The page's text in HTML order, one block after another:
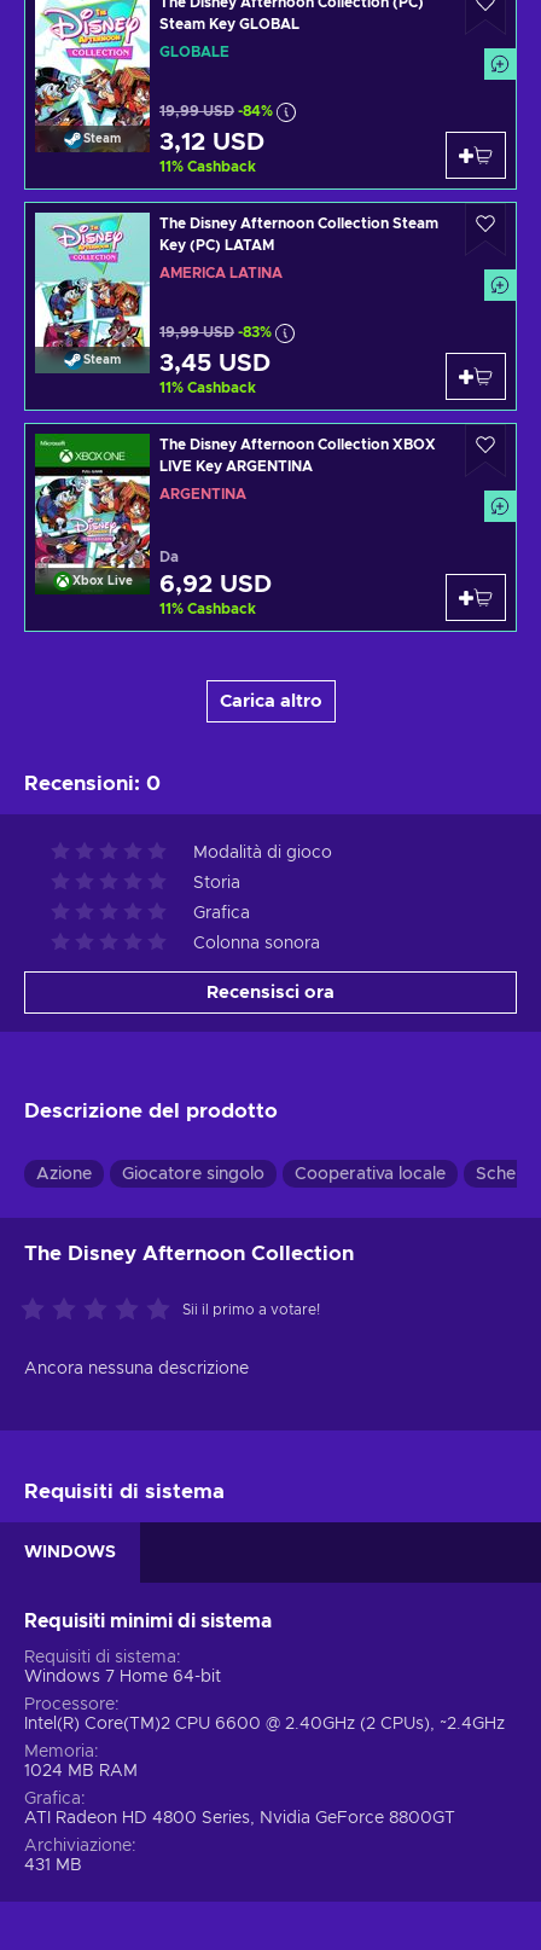
Steam
Steam Key GLOBAL
GLOBALE
19,99 USD -84%
3,12 USD
11% Cashback
Steam
The Disney Afternoon Collection Steam
Key (PC) LATAM
AMERICA LATINA
19,99 USD -83%
3,45 USD
11% Cashback
Xbox Live
The Disney Afternoon Collection XBOX
LIVE Key ARGENTINA
ARGENTINA
Da
6,92 USD
11% Cashback
Carica altro
Recensioni: 0
Modalità di gioco
Storia
Grafica
Colonna sonora
Recensisci ora
Descrizione del prodotto
Azione Giocatore singolo Cooperativa locale
The Disney Afternoon Collection
Sii il primo a votare!
Ancora nessuna descrizione
Requisiti di sistema
WINDOWS
Requisiti minimi di sistema
Requisiti di sistema
Windows 7 Home 64-bit
Processore
Intel(R) Core(TM)2 CPU 6600 @ 2.40GHz (2 CPUs), ~2.4GHz
Memoria
1024 MB RAM
Grafica
ATI Radeon HD 4800 Series, Nvidia GeForce 8800GT
Archiviazione
431 MB